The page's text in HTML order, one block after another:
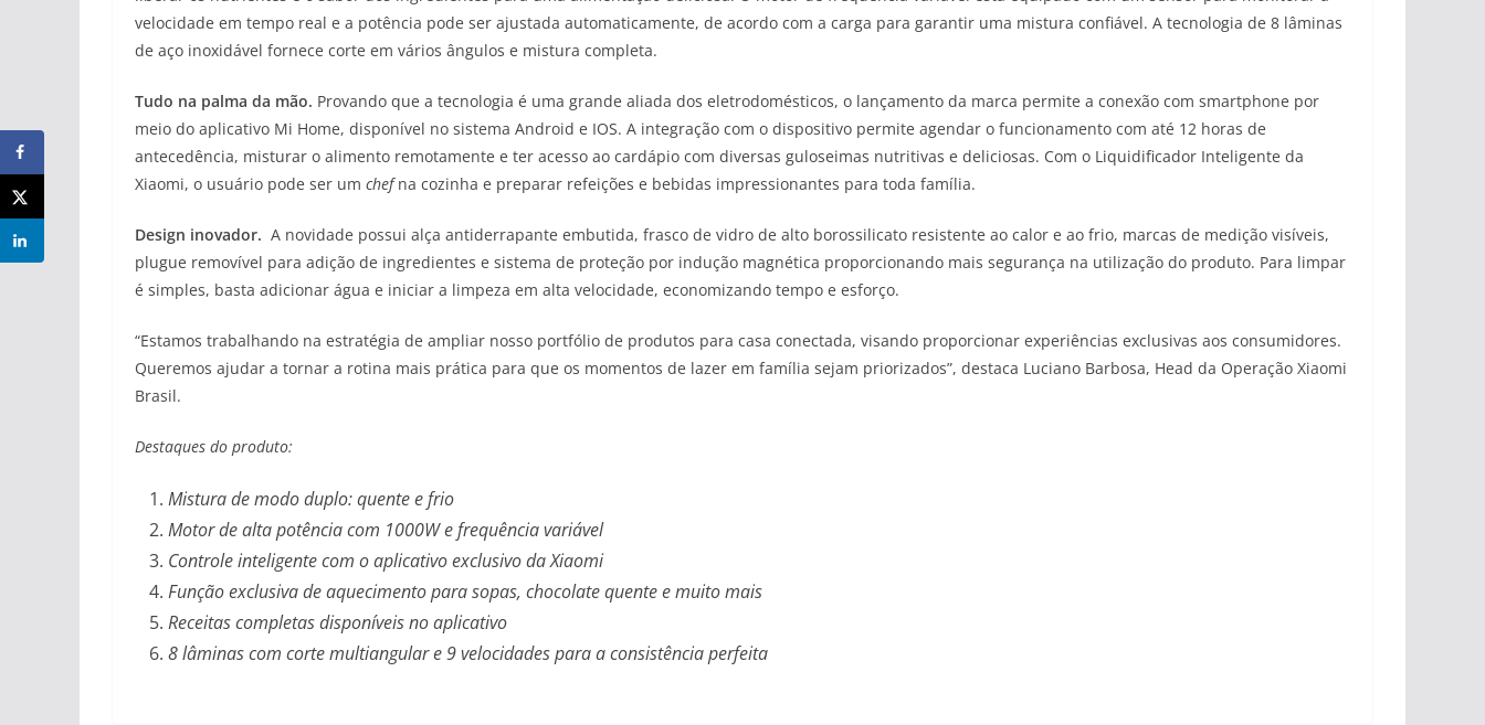
velocidade em tempo real e a potência pode ser ajustada automaticamente, de acordo com a carga para garantir uma mistura confiável. A tecnologia de 8 lâminas
de aço inoxidável fornece corte em vários ângulos e mistura completa.
Tudo na palma da mão. Provando que a tecnologia é uma grande aliada dos eletrodomésticos, o lançamento da marca permite a conexão com smartphone por
meio do aplicativo Mi Home, disponível no sistema Android e IOS. A integração com o dispositivo permite agendar o funcionamento com até 12 horas de
antecedência, misturar o alimento remotamente e ter acesso ao cardápio com diversas guloseimas nutritivas e deliciosas. Com o Liquidificador Inteligente da
Xiaomi, o usuário pode ser um chefna cozinha e preparar refeições e bebidas impressionantes para toda família.
Design inovador. A novidade possui alça antiderrapante embutida, frasco de vidro de alto borossilicato resistente ao calor e ao frio, marcas de medição visíveis,
plugue removível para adição de ingredientes e sistema de proteção por indução magnética proporcionando mais segurança na utilização do produto. Para limpar
é simples, basta adicionar água e iniciar a limpeza em alta velocidade, economizando tempo e esforço.
“Estamos trabalhando na estratégia de ampliar nosso portfólio de produtos para casa conectada, visando proporcionar experiências exclusivas aos consumidores.
Queremos ajudar a tornar a rotina mais prática para que os momentos de lazer em família sejam priorizados”, destaca Luciano Barbosa, Head da Operação Xiaomi
Brasil.
Destaques do produto:
Mistura de modo duplo: quente e frio
Motor de alta potência com 1000W e frequência variável
Controle inteligente com o aplicativo exclusivo da Xiaomi
Função exclusiva de aquecimento para sopas, chocolate quente e muito mais
Receitas completas disponíveis no aplicativo
8 lâminas com corte multiangular e 9 velocidades para a consistência perfeita